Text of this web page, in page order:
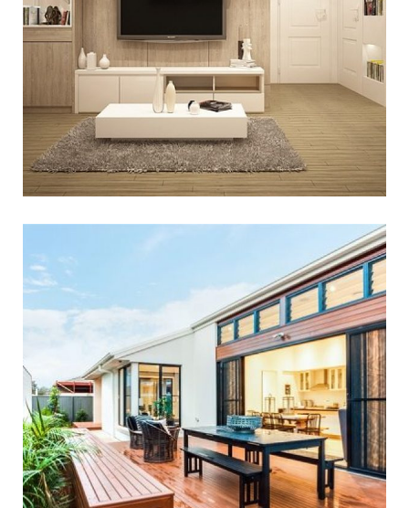
תאורה היא לא רק אמצעי פונקציונלי להאיר את הבית,
אלא גם כלי עיצובי רב עוצמה שיכול להשפיע על
האווירה, תחושת
עיצוב המראה החיצוני של
הבית
המראה החיצוני של הבית משפיע לא רק על הרושם
הראשוני שהוא יוצר, אלא גם על ערכו ואיכותו לטווח
הארוך. עיצוב